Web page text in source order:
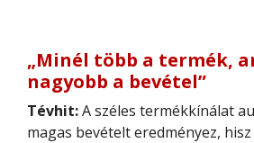
„Minél több a termék,
nagyobb a bevétel”
Tévhit:A széles termékkínálat
magas bevételt eredményez,